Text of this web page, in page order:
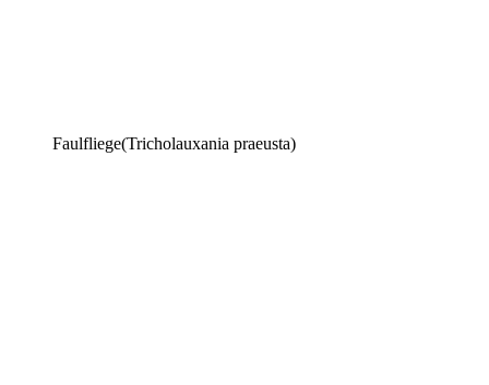
Faulfliege(Tricholauxania praeusta)